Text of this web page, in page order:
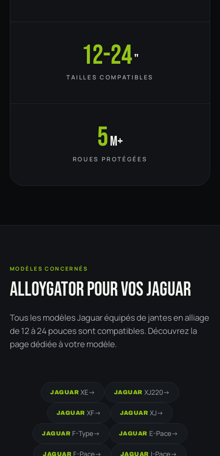
12-24"
TAILLES COMPATIBLES
5M+
ROUES PROTÉGÉES
MODÈLES CONCERNÉS
ALLOYGATOR POUR VOS JAGUAR
Tous les modèles Jaguar équipés de jantes en alliage
de 12 à 24 pouces sont compatibles. Découvrez la
page dédiée à votre modèle.
JAGUAR XE-> JAGUAR XJ220->
JAGUAR XF-> JAGUAR XJ->
JAGUAR F-Type-> JAGUAR E-Pace->
JAGUAR F-Pace-> JAGUAR I-Pace->